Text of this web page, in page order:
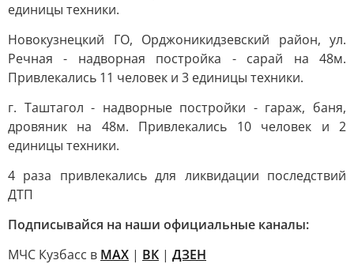
единицы техники.
Новокузнецкий ГО, Орджоникидзевский район, ул.
Речная - надворная постройка - сарай на 48м.
Привлекались 11 человек и 3 единицы техники.
г. Таштагол - надворные постройки - гараж, баня,
дровяник на 48м. Привлекались 10 человек и 2
единицы техники.
4 раза привлекались для ликвидации последствий
ДТП
Подписывайся на наши официальные каналы:
МЧС Кузбасс в MAX | ВК | ДЗЕН